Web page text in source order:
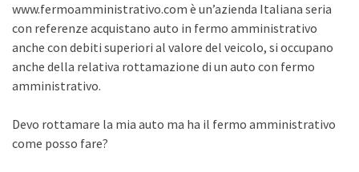
www.fermoamministrativo.com è un’azienda Italiana seria
con referenze acquistano auto in fermo amministrativo
anche con debiti superiori al valore del veicolo, si occupano
anche della relativa rottamazione di un auto con fermo
amministrativo.
Devo rottamare la mia auto ma ha il fermo amministrativo
come posso fare?